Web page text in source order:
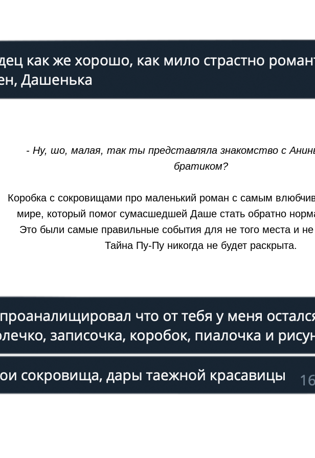
- Ну, шо, малая, так ты представляла знакомство с
братиком?
Коробка с сокровищами про маленький роман с самым
мире, который помог сумасшедшей Даше стать обратно
Это были самые правильные события для не того места и не
Тайна Пу-Пу никогда не будет раскрыта.